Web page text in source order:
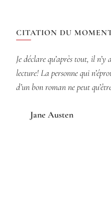
CITATION DU
Je déclare qu’après tout, il
lecture! La personne qui
d’un bon roman ne peut
Jane Austen